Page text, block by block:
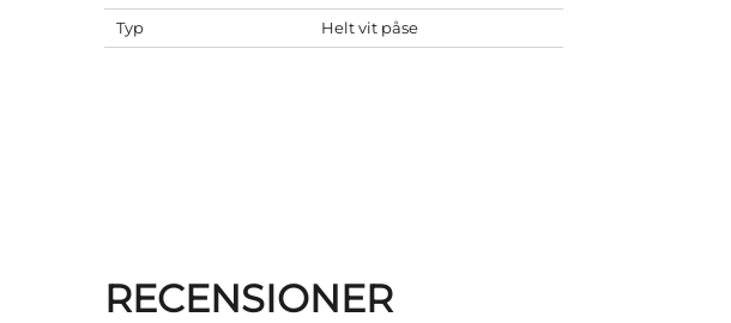
Typ
Helt vit påse
RECENSIONER